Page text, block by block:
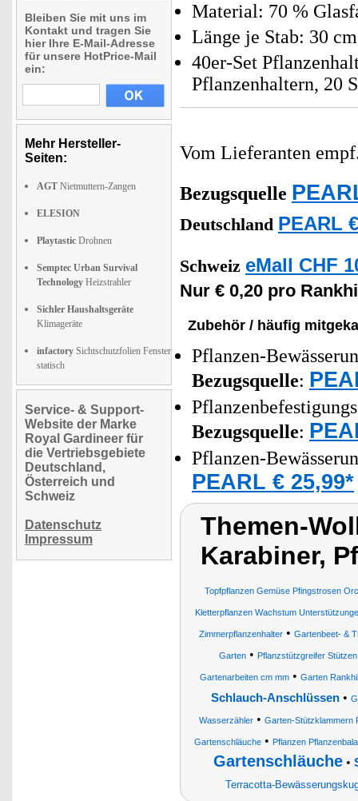
Bleiben Sie mit uns im
Kontakt und tragen Sie
hier Ihre E-Mail-Adresse
für unsere HotPrice-Mail
ein:
Mehr Hersteller-
Seiten:
AGT Nietmuttern-Zangen
ELESION
Playtastic Drohnen
Semptec Urban Survival
Technology Heizstrahler
Sichler Haushaltsgeräte
Klimageräte
infactory Sichtschutzfolien Fenster
statisch
Service- & Support-
Website der Marke
Royal Gardineer für
die Vertriebsgebiete
Deutschland,
Österreich und
Schweiz
Datenschutz
Impressum
Material: 70 %
Länge je Stab: 30
40er-Set
Pflanzenhaltern, 20
Vom Lieferanten
Bezugsquelle
Deutschland PEARL
Schweiz eMall CHF
Nur € 0,20 pro
Zubehör / häufig
Pflanzen-
Bezugsquelle:
Bezugsquelle:
Pflanzen-
PEARL € 25,99*
Themen-
Karabiner,
Topfpflanzen Gemüse Pfingstrosen
Kletterpflanzen Wachstum
Zimmerpflanzenhalter• Gartenbeet- &
Garten• Pflanzstützgreifer
Gartenarbeiten cm mm• Garten
Schlauch-Anschlüssen •
Wasserzähler• Garten-Stützklammern
Gartenschläuche• Pflanzen
Gartenschläuche •
Terracotta-